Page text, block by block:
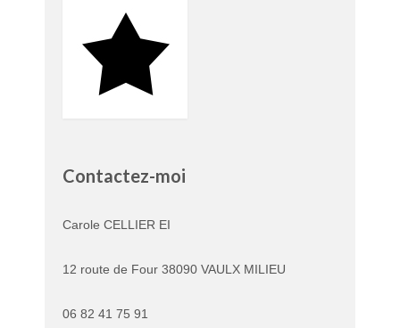
Contactez-moi
Carole CELLIER EI
12 route de Four 38090 VAULX MILIEU
06 82 41 75 91